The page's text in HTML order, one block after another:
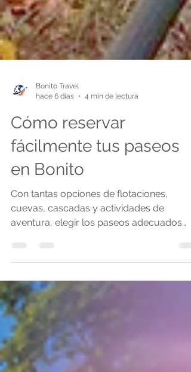
hace 6 días
4 min de lectura
Cómo reservar
fácilmente tus paseos
en Bonito
Con tantas opciones de flotaciones,
puede parecer una tarea complicada.
Además de definir qué experiencias se
adaptan mejor a tu perfil, es necesario
organizar fechas, horarios, traslados y
disponibilidad de cupos. Para facilitar esta
planificación, es posible seleccionar y
reservar varios paseos en una sola
compra, de forma práctica y segura. En